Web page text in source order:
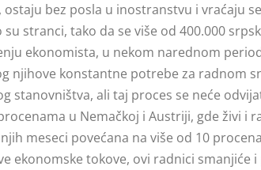
ostaju bez posla u inostranstvu i vraćaju
stranci, tako da se više od 400.000
ekonomista, u nekom narednom
njihove konstantne potrebe za radnom
stanovništva, ali taj proces se neće
u Nemačkoj i Austriji, gde živi i
meseci povećana na više od 10
ekonomske tokove, ovi radnici smanjiće